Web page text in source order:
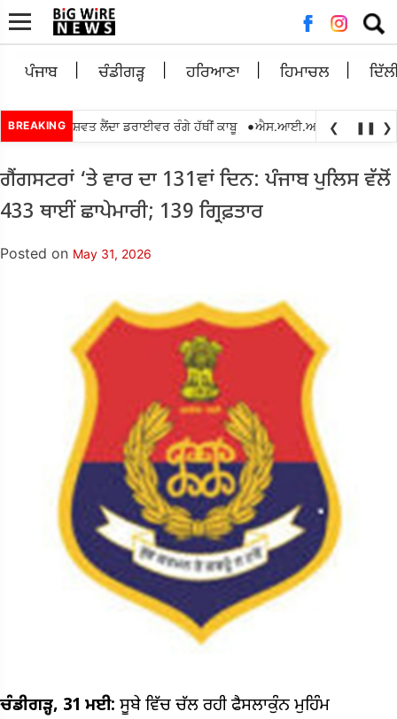
for:
ਪੰਜਾਬ ਚੰਡੀਗੜ੍ਹ ਹਰਿਆਣਾ ਹਿਮਾਚਲ
BREAKING
ਰੁਪਏ ਰਿਸ਼ਵਤ ਲੈਂਦਾ ਡਰਾਈਵਰ ਰੰਗੇ ਹੱਥੀਂ ਕਾਬੂ • ਐਸ.ਆਈ.ਆਰ.2026 ਦੌਰਾਨ
❮ ❚❚ ❯
ਗੈਂਗਸਟਰਾਂ ‘ਤੇ ਵਾਰ ਦਾ 131ਵਾਂ ਦਿਨ: ਪੰਜਾਬ ਪੁਲਿਸ ਵੱਲੋਂ
433 ਥਾਈਂ ਛਾਪੇਮਾਰੀ; 139 ਗ੍ਰਿਫ਼ਤਾਰ
Posted on May 31, 2026
ਚੰਡੀਗੜ੍ਹ, 31 ਮਈ: ਸੂਬੇ ਵਿੱਚ ਚੱਲ ਰਹੀ ਫੈਸਲਾਕੁੰਨ ਮੁਹਿੰਮ